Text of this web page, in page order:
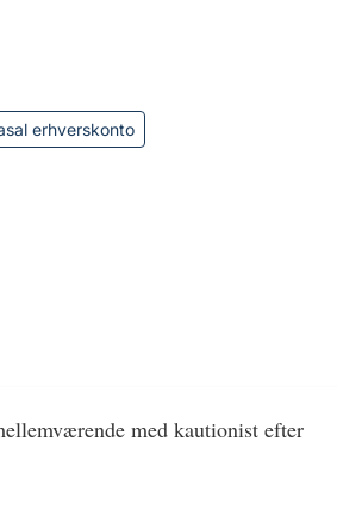
erhverskonto
med kautionist efter